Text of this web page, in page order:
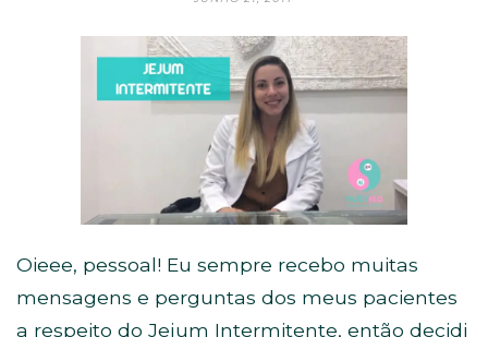
Oieee, pessoal! Eu sempre recebo muitas
mensagens e perguntas dos meus pacientes
a respeito do Jejum Intermitente, então decidi